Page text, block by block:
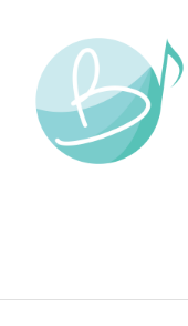
content